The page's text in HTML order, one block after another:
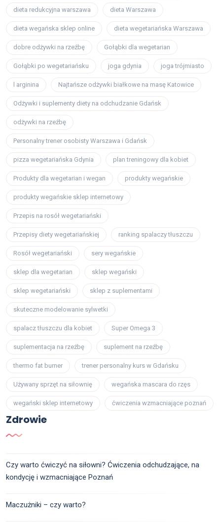
dieta redukcyjna warszawa dieta Warszawa
dieta wegańska sklep online dieta wegetariańska Warszawa
dobre odżywki na rzeźbę Gołąbki dla wegetarian
Gołąbki po wegetariańsku joga gdynia joga trójmiasto
l arginina Najtańsze odżywki białkowe na masę Katowice
Odżywki i suplementy diety na odchudzanie Gdańsk
odżywki na rzeźbę
Personalny trener osobisty Warszawa i Gdańsk
pizza wegetariańska Gdynia plan treningowy dla kobiet
Produkty dla wegetarian i wegan produkty wegańskie
produkty wegańskie sklep internetowy
Przepis na rosół wegetariański
Przepisy diety wegetariańskiej ranking spalaczy tłuszczu
Rosół wegetariański sery wegańskie
sklep dla wegetarian sklep wegański
sklep wegetariański sklep z suplementami
skuteczne modelowanie sylwetki
spalacz tłuszczu dla kobiet Super Omega 3
suplementacja na rzeźbę suplement na rzeźbę
thermo fat burner trener personalny kurs w Gdańsku
Używany sprzęt na siłownię wegańska mascara do rzęs
wegański sklep internetowy ćwiczenia wzmacniające poznań
Zdrowie
Czy warto ćwiczyć na siłowni? Ćwiczenia odchudzające, na
kondycję i wzmacniające Poznań
Maczużniki – czy warto?